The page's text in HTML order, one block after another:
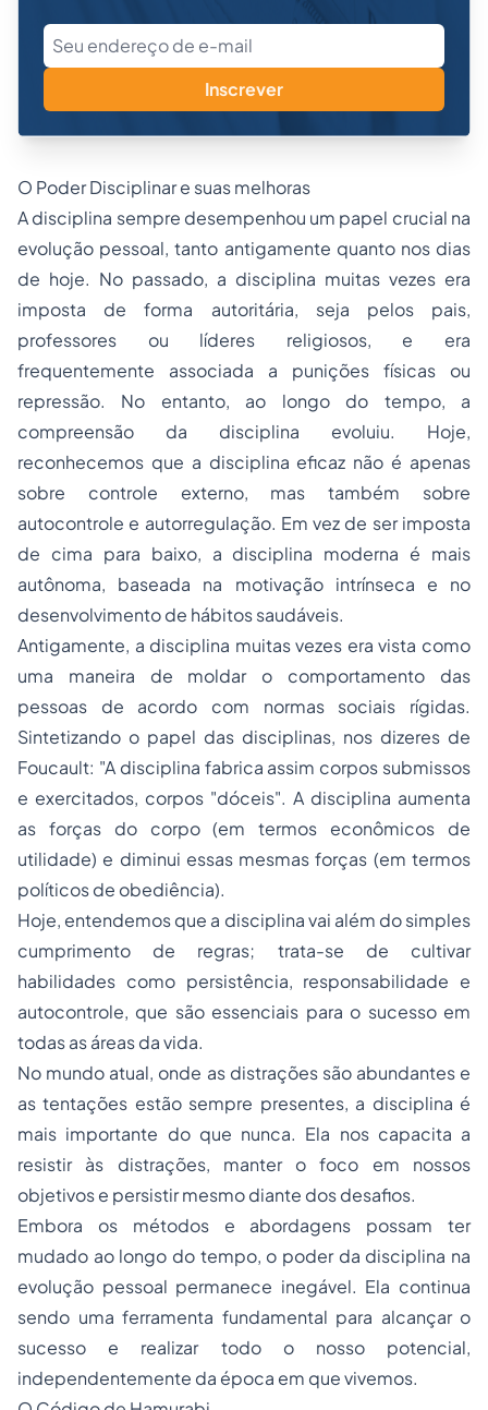
Inscrever
O Poder Disciplinar e suas melhoras
A disciplina sempre desempenhou um papel crucial na
evolução pessoal, tanto antigamente quanto nos dias
de hoje. No passado, a disciplina muitas vezes era
imposta de forma autoritária, seja pelos pais,
professores ou líderes religiosos, e era
frequentemente associada a punições físicas ou
repressão. No entanto, ao longo do tempo, a
compreensão da disciplina evoluiu. Hoje,
reconhecemos que a disciplina eficaz não é apenas
sobre controle externo, mas também sobre
autocontrole e autorregulação. Em vez de ser imposta
de cima para baixo, a disciplina moderna é mais
autônoma, baseada na motivação intrínseca e no
desenvolvimento de hábitos saudáveis.
Antigamente, a disciplina muitas vezes era vista como
uma maneira de moldar o comportamento das
pessoas de acordo com normas sociais rígidas.
Sintetizando o papel das disciplinas, nos dizeres de
Foucault: "A disciplina fabrica assim corpos submissos
e exercitados, corpos "dóceis". A disciplina aumenta
as forças do corpo (em termos econômicos de
utilidade) e diminui essas mesmas forças (em termos
políticos de obediência).
Hoje, entendemos que a disciplina vai além do simples
cumprimento de regras; trata-se de cultivar
habilidades como persistência, responsabilidade e
autocontrole, que são essenciais para o sucesso em
todas as áreas da vida.
No mundo atual, onde as distrações são abundantes e
as tentações estão sempre presentes, a disciplina é
mais importante do que nunca. Ela nos capacita a
resistir às distrações, manter o foco em nossos
objetivos e persistir mesmo diante dos desafios.
Embora os métodos e abordagens possam ter
mudado ao longo do tempo, o poder da disciplina na
evolução pessoal permanece inegável. Ela continua
sendo uma ferramenta fundamental para alcançar o
sucesso e realizar todo o nosso potencial,
independentemente da época em que vivemos.